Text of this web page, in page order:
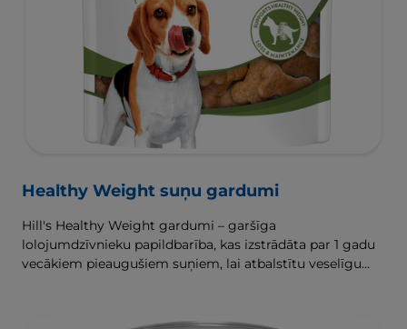
Healthy Weight suņu gardumi
Hill's Healthy Weight gardumi – garšīga
lolojumdzīvnieku papildbarība, kas izstrādāta par 1 gadu
vecākiem pieaugušiem suņiem, lai atbalstītu veselīgu